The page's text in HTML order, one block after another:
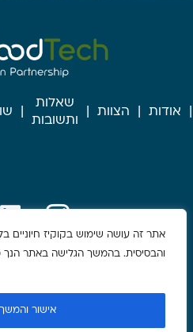
אתר זה עושה שימוש בקוקיז חיוניים
והבסיסית. בהמשך הגלישה באתר
אישור
אודות הצוות
שאלות
ותשובות